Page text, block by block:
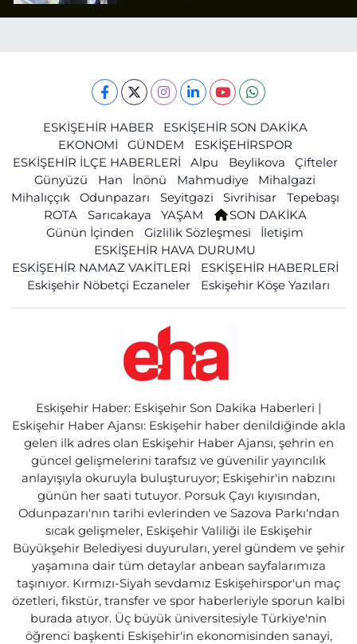
ESKİŞEHİR HABER
ESKİŞEHİR SON DAKİKA
EKONOMİ
GÜNDEM
ESKİŞEHİRSPOR
ESKİŞEHİR İLÇE HABERLERİ
Alpu Beylikova
Çifteler
Günyüzü
Han İnönü Mahmudiye
Mihalgazi
Mihalıççık
Odunpazarı Seyitgazi Sivrihisar
Tepebaşı
ROTA
Sarıcakaya YAŞAM
SON DAKİKA
Günün İçinden
Gizlilik Sözleşmesi
İletişim
ESKİŞEHİR HAVA DURUMU
ESKİŞEHİR NAMAZ VAKİTLERİ
ESKİŞEHİR HABERLERİ
Eskişehir Nöbetçi Eczaneler
Eskişehir Köşe Yazıları
Eskişehir Haber: Eskişehir Son Dakika Haberleri |
Eskişehir Haber Ajansı: Eskişehir haber denildiğinde akla
gelen ilk adres olan Eskişehir Haber Ajansı, şehrin en
güncel gelişmelerini tarafsız ve güvenilir yayıncılık
anlayışıyla okuruyla buluşturuyor; Eskişehir'in nabzını
günün her saati tutuyor. Porsuk Çayı kıyısından,
Odunpazarı'nın tarihi evlerinden ve Sazova Parkı'ndan
sıcak gelişmeler, Eskişehir Valiliği ile Eskişehir
Büyükşehir Belediyesi duyuruları, yerel gündem ve şehir
yaşamına dair tüm detaylar anbean sayfalarımıza
taşınıyor. Kırmızı-Siyah sevdamız Eskişehirspor'un maç
özetleri, fikstür, transfer ve spor haberleriyle sporun kalbi
burada atıyor. Üç büyük üniversitesiyle Türkiye'nin
öğrenci başkenti Eskişehir'in ekonomisinden sanayi,